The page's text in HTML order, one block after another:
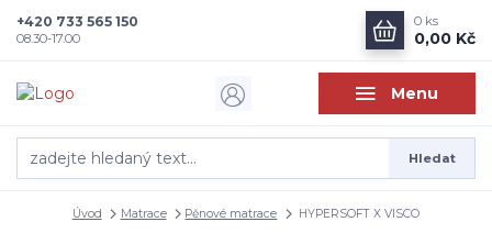
Menu
Hledat
+420 733 565 150
08.30-17.00
0 ks
0,00 Kč
Úvod Matrace Pěnové matrace HYPERSOFT X VISCO